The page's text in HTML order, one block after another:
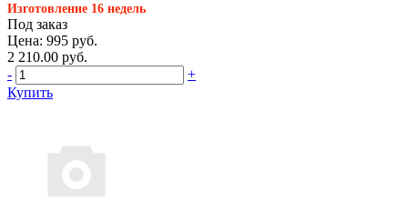
Изготовление 16 недель
Под заказ
Цена: 995 руб.
2 210.00 руб.
-
+
Купить